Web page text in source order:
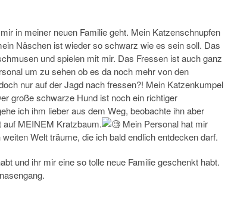
in meiner neuen Familie geht. Mein Katzenschnupfen
Näschen ist wieder so schwarz wie es sein soll. Das
und spielen mit mir. Das Fressen ist auch ganz
um zu sehen ob es da noch mehr von den
nur auf der Jagd nach fressen?! Mein Katzenkumpel
große schwarze Hund ist noch ein richtiger
ich ihm lieber aus dem Weg, beobachte ihn aber
MEINEM Kratzbaum.
Mein Personal hat mir
Welt träume, die ich bald endlich entdecken darf.
und ihr mir eine so tolle neue Familie geschenkt habt.